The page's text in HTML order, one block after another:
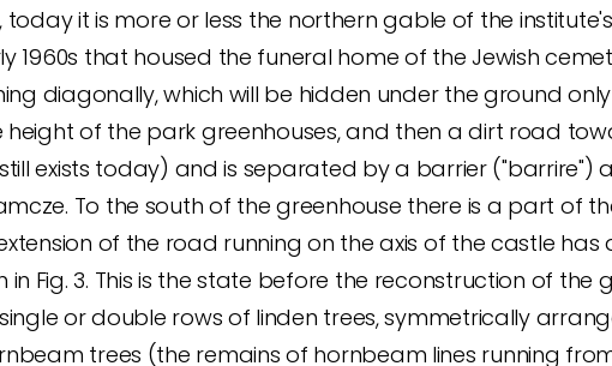
today it is more or less the northern gable of the
1960s that housed the funeral home of the Jewish
diagonally, which will be hidden under the ground
of the park greenhouses, and then a dirt road
exists today) and is separated by a barrier ("barrire")
To the south of the greenhouse there is a part of
of the road running on the axis of the castle
Fig. 3. This is the state before the reconstruction of
or double rows of linden trees, symmetrically
trees (the remains of hornbeam lines running